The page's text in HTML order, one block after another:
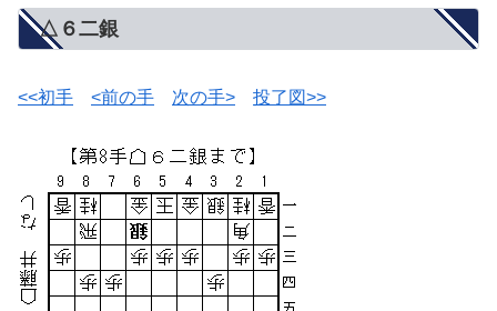
△６二銀
<<初手 <前の手 次の手> 投了図>>